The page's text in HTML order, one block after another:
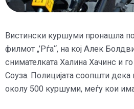
Вистински куршуми пронашла
филмот „’Рѓа“, на кој Алек
снимателката Халина Хачинс и
Соуза. Полицијата соопшти дека
околу 500 куршуми, меѓу кои